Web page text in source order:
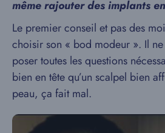
même rajouter des implants
Le premier conseil et pas des
choisir son « bod modeur ». Il
poser toutes les questions
bien en tête qu’un scalpel bien
peau, ça fait mal.